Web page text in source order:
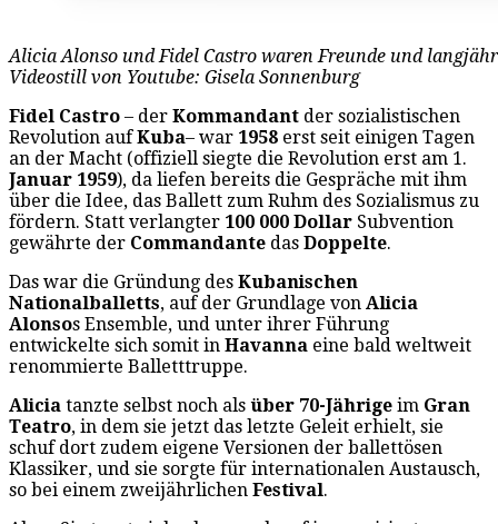
Alicia Alonso und Fidel Castro waren Freunde und
Videostill von Youtube: Gisela Sonnenburg
Fidel Castro – der Kommandant der sozialistischen
Revolution aufKuba– war 1958 erst seit einigen Tagen
an der Macht (offiziell siegte die Revolution erst am 1.
Januar 1959), da liefen bereits die Gespräche mit ihm
über die Idee, das Ballett zum Ruhm des Sozialismus zu
fördern. Statt verlangter 100 000 Dollar Subvention
gewährte der Commandante das Doppelte.
Das war die Gründung des Kubanischen
Nationalballetts, auf der Grundlage von Alicia
Alonsos Ensemble, und unter ihrer Führung
entwickelte sich somit in Havanna eine bald weltweit
renommierte Balletttruppe.
Alicia tanzte selbst noch als über 70-Jährige im Gran
Teatro, in dem sie jetzt das letzte Geleit erhielt, sie
schuf dort zudem eigene Versionen der ballettösen
Klassiker, und sie sorgte für internationalen Austausch,
so bei einem zweijährlichen Festival.